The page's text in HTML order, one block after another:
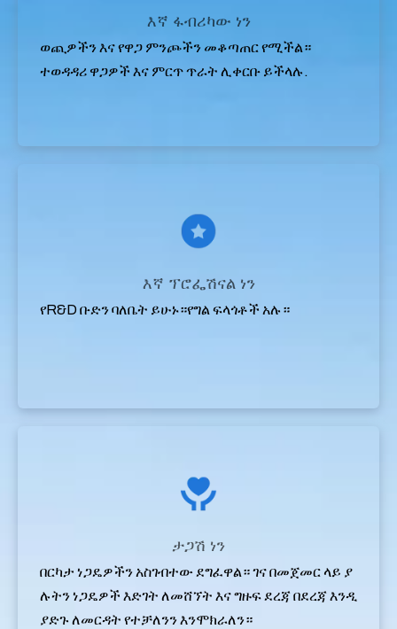
እኛ ፋብሪካው ነን
ወጪዎችን እና የዋጋ ምንጮችን መቆጣጠር የሚችል።
ተወዳዳሪ ዋጋዎች እና ምርጥ ጥራት ሊቀርቡ ይችላሉ.
እኛ ፕሮፌሽናል ነን
የR&D ቡድን ባለቤት ይሁኑ።የግል ፍላጎቶች አሉ።
ታጋሽ ነን
በርካታ ነጋዴዎችን አስገብተው ደግፈዋል። ገና በመጀመር ላይ ያ
ሉትን ነጋዴዎች እድገት ለመሸኘት እና ግዙፍ ደረጃ በደረጃ እንዲ
ያድጉ ለመርዳት የተቻለንን እንሞክራለን።